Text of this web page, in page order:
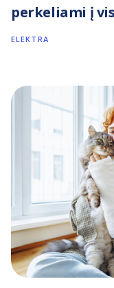
perkeliami į
ELEKTRA